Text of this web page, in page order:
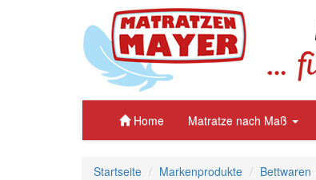
Home Matratze nach Maß
Startseite Markenprodukte Bettwaren